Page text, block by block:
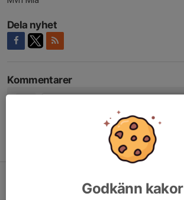
Dela nyhet
Kommentarer
3 aug, 21:20 0
Godkänn kakor